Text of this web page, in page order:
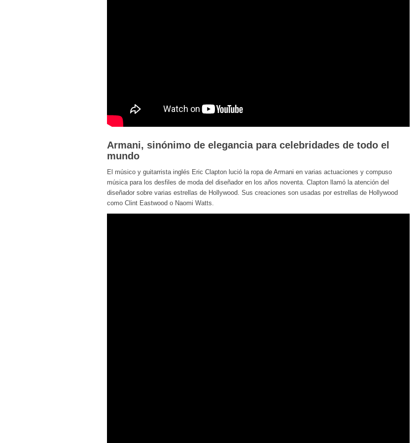
Armani, sinónimo de elegancia para celebridades de todo el
mundo
El músico y guitarrista inglés Eric Clapton lució la ropa de Armani en varias actuaciones y compuso
música para los desfiles de moda del diseñador en los años noventa. Clapton llamó la atención del
diseñador sobre varias estrellas de Hollywood. Sus creaciones son usadas por estrellas de Hollywood
como Clint Eastwood o Naomi Watts.